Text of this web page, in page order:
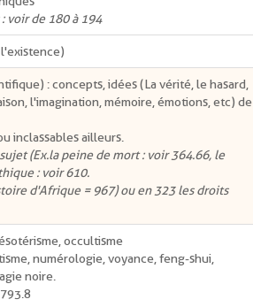
voir de 180 à 194
: concepts, idées (La vérité, le hasard,
l'imagination, mémoire, émotions, etc) de
inclassables ailleurs.
(Ex.la peine de mort : voir 364.66, le
: voir 610.
d'Afrique = 967) ou en 323 les droits
occultisme
numérologie, voyance, feng-shui,
noire.